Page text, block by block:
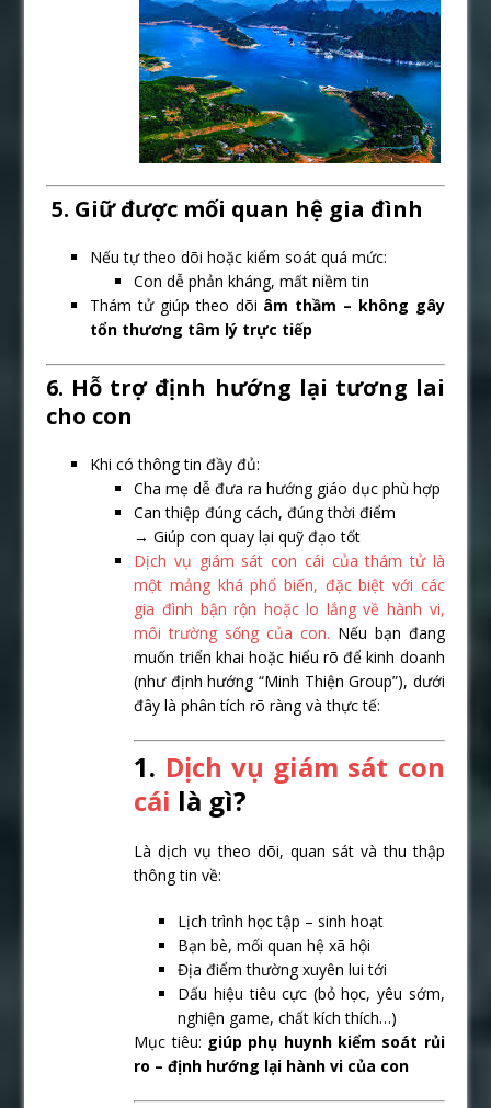
‍‍ 5. Giữ được mối quan hệ gia đình
Nếu tự theo dõi hoặc kiểm soát quá mức:
Con dễ phản kháng, mất niềm tin
Thám tử giúp theo dõi âm thầm – không gây
tổn thương tâm lý trực tiếp
6. Hỗ trợ định hướng lại tương lai
cho con
Khi có thông tin đầy đủ:
Cha mẹ dễ đưa ra hướng giáo dục phù hợp
Can thiệp đúng cách, đúng thời điểm
→ Giúp con quay lại quỹ đạo tốt
Dịch vụ giám sát con cái của thám tử là
một mảng khá phổ biến, đặc biệt với các
gia đình bận rộn hoặc lo lắng về hành vi,
môi trường sống của con. Nếu bạn đang
muốn triển khai hoặc hiểu rõ để kinh doanh
(như định hướng “Minh Thiện Group”), dưới
đây là phân tích rõ ràng và thực tế:
1. Dịch vụ giám sát con
cái là gì?
Là dịch vụ theo dõi, quan sát và thu thập
thông tin về:
Lịch trình học tập – sinh hoạt
Bạn bè, mối quan hệ xã hội
Địa điểm thường xuyên lui tới
Dấu hiệu tiêu cực (bỏ học, yêu sớm,
nghiện game, chất kích thích…)
Mục tiêu: giúp phụ huynh kiểm soát rủi
ro – định hướng lại hành vi của con